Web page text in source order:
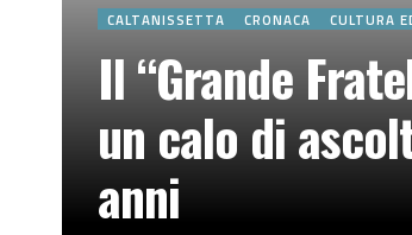
CALTANISSETTA CRONACA CULTURA
Il “Grande
un calo di
anni